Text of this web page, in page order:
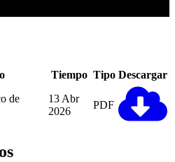
Tiempo Tipo Descargar
de
13 Abr
2026
PDF